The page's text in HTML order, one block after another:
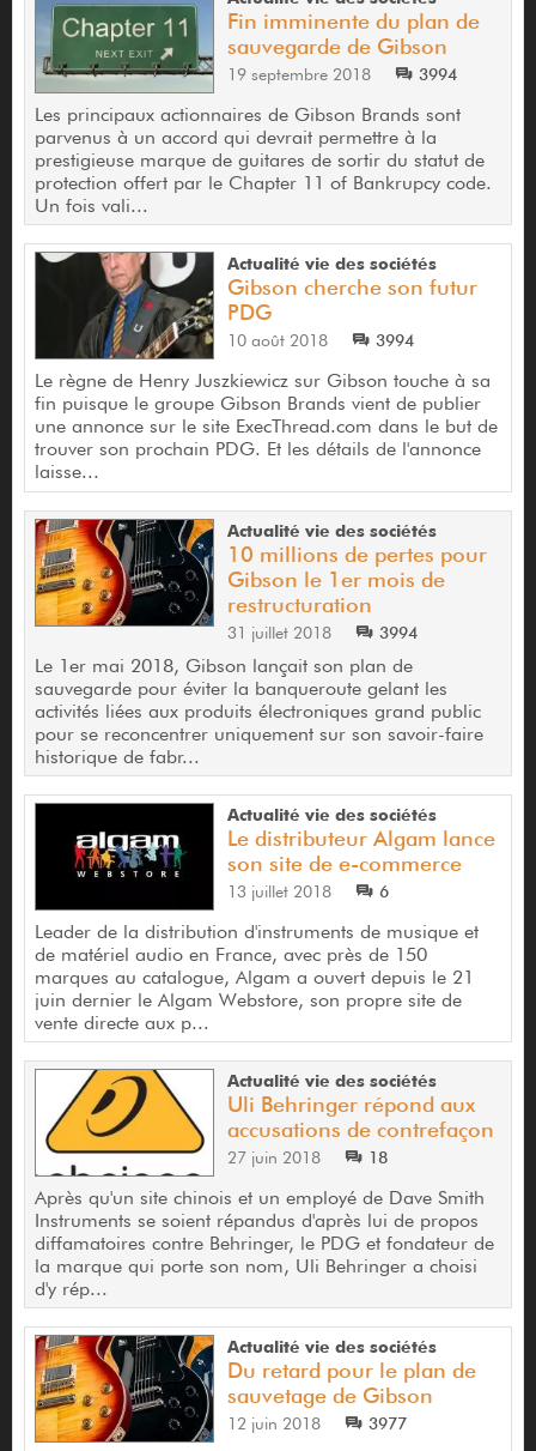
Fin imminente du plan de
sauvegarde de Gibson
19 septembre 2018 3994
Les principaux actionnaires de Gibson Brands sont
parvenus à un accord qui devrait permettre à la
prestigieuse marque de guitares de sortir du statut de
protection offert par le Chapter 11 of Bankrupcy code.
Un fois vali...
Actualité vie des sociétés
Gibson cherche son futur
PDG
10 août 2018 3994
Le règne de Henry Juszkiewicz sur Gibson touche à sa
fin puisque le groupe Gibson Brands vient de publier
une annonce sur le site ExecThread.com dans le but de
trouver son prochain PDG. Et les détails de l'annonce
laisse...
Actualité vie des sociétés
10 millions de pertes pour
Gibson le 1er mois de
restructuration
31 juillet 2018 3994
Le 1er mai 2018, Gibson lançait son plan de
sauvegarde pour éviter la banqueroute gelant les
activités liées aux produits électroniques grand public
pour se reconcentrer uniquement sur son savoir-faire
historique de fabr...
Actualité vie des sociétés
Le distributeur Algam lance
son site de e-commerce
13 juillet 2018 6
Leader de la distribution d'instruments de musique et
de matériel audio en France, avec près de 150
marques au catalogue, Algam a ouvert depuis le 21
juin dernier le Algam Webstore, son propre site de
vente directe aux p...
Actualité vie des sociétés
Uli Behringer répond aux
accusations de contrefaçon
27 juin 2018 18
Après qu'un site chinois et un employé de Dave Smith
Instruments se soient répandus d'après lui de propos
diffamatoires contre Behringer, le PDG et fondateur de
la marque qui porte son nom, Uli Behringer a choisi
d'y rép...
Actualité vie des sociétés
Du retard pour le plan de
sauvetage de Gibson
12 juin 2018 3977